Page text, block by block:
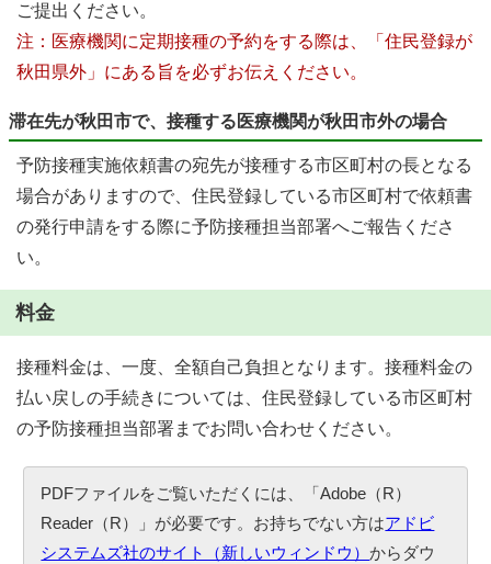
ご提出ください。
注：医療機関に定期接種の予約をする際は、「住民登録が
秋田県外」にある旨を必ずお伝えください。
滞在先が秋田市で、接種する医療機関が秋田市外の場合
予防接種実施依頼書の宛先が接種する市区町村の長となる
場合がありますので、住民登録している市区町村で依頼書
の発行申請をする際に予防接種担当部署へご報告くださ
い。
料金
接種料金は、一度、全額自己負担となります。接種料金の
払い戻しの手続きについては、住民登録している市区町村
の予防接種担当部署までお問い合わせください。
PDFファイルをご覧いただくには、「Adobe（R）
Reader（R）」が必要です。お持ちでない方はアドビ
システムズ社のサイト（新しいウィンドウ）からダウ